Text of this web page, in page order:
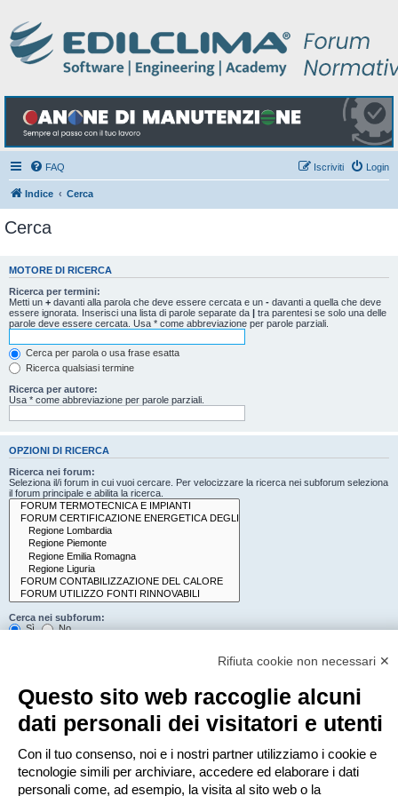
FAQ Login
Iscriviti
Indice Cerca
Cerca
MOTORE DI RICERCA
Ricerca per termini:
Metti un + davanti alla parola che deve essere cercata e un - davanti a quella che deve
essere ignorata. Inserisci una lista di parole separate da | tra parentesi se solo una delle
parole deve essere cercata. Usa * come abbreviazione per parole parziali.
Cerca per parola o usa frase esatta
Ricerca qualsiasi termine
Ricerca per autore:
Usa * come abbreviazione per parole parziali.
OPZIONI DI RICERCA
Ricerca nei forum:
Seleziona il/i forum in cui vuoi cercare. Per velocizzare la ricerca nei subforum seleziona
il forum principale e abilita la ricerca.
Cerca nei subforum:
Sì
No
Solo tra i titoli degli argomenti
Solo il primo messaggio dell’argomento
Mostra i risultati come:
Messaggi
Argomenti
Ordina risultati per:
Crescente
Decrescente
Rifiuta cookie non necessari ✕
Questo sito web raccoglie alcuni
dati personali dei visitatori e utenti
Con il tuo consenso, noi e i nostri partner utilizziamo i cookie e
tecnologie simili per archiviare, accedere ed elaborare i dati
personali come, ad esempio, la visita al sito web o la